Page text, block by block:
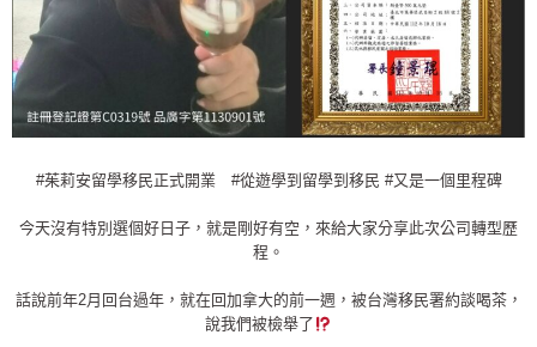
#茱莉安留學移民正式開業 #從遊學到留學到移民 #又是一個里程碑
今天沒有特別選個好日子，就是剛好有空，來給大家分享此次公司轉型歷
程。
話說前年2月回台過年，就在回加拿大的前一週，被台灣移民署約談喝茶，
說我們被檢舉了